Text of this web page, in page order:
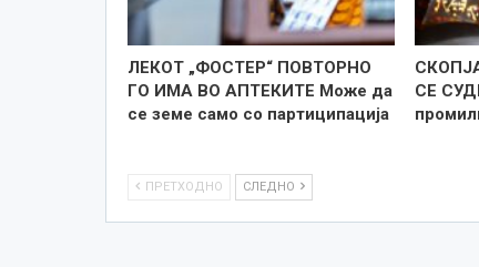
ЛЕКОТ „ФОСТЕР“ ПОВТОРНО
ГО ИМА ВО АПТЕКИТЕ Може да
се земе само со партиципација
СЕ
ПРЕТХОДНО СЛЕДНО